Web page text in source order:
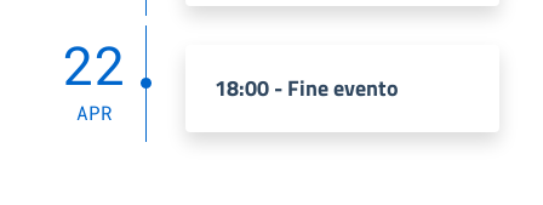
22
APR
18:00 - Fine evento